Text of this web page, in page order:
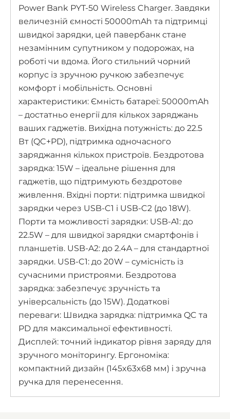
Power Bank PYT-50 Wireless Charger. Завдяки
величезній ємності 50000mAh та підтримці
швидкої зарядки, цей павербанк стане
незамінним супутником у подорожах, на
роботі чи вдома. Його стильний чорний
корпус із зручною ручкою забезпечує
комфорт і мобільність. Основні
характеристики: Ємність батареї: 50000mAh
– достатньо енергії для кількох заряджань
ваших гаджетів. Вихідна потужність: до 22.5
Вт (QC+PD), підтримка одночасного
заряджання кількох пристроїв. Бездротова
зарядка: 15W – ідеальне рішення для
гаджетів, що підтримують бездротове
живлення. Вхідні порти: підтримка швидкої
зарядки через USB-C1 і USB-C2 (до 18W).
Порти та можливості зарядки: USB-A1: до
22.5W – для швидкої зарядки смартфонів і
планшетів. USB-A2: до 2.4A – для стандартної
зарядки. USB-C1: до 20W – сумісність із
сучасними пристроями. Бездротова
зарядка: забезпечує зручність та
універсальність (до 15W). Додаткові
переваги: Швидка зарядка: підтримка QC та
PD для максимальної ефективності.
Дисплей: точний індикатор рівня заряду для
зручного моніторингу. Ергономіка:
компактний дизайн (145x63x68 мм) і зручна
ручка для перенесення.